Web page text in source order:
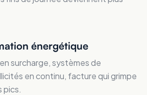
énergétique
surcharge, systèmes de
en continu, facture qui grimpe
pics.